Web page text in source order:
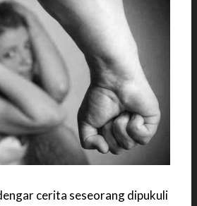
cerita seseorang dipukuli